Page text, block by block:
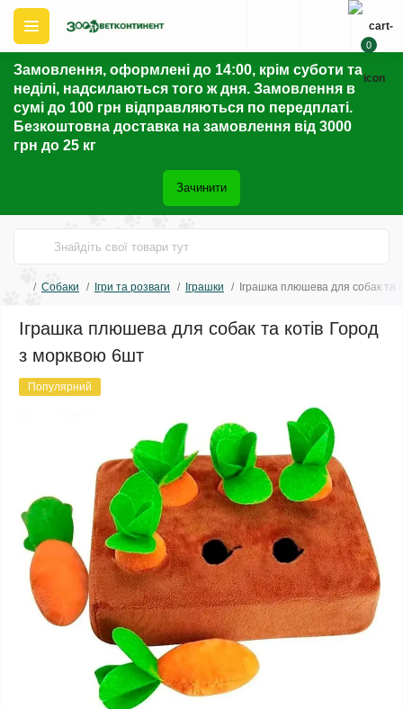
Замовлення, оформлені до 14:00, крім суботи та
неділі, надсилаються того ж дня. Замовлення в
сумі до 100 грн відправляються по передплаті.
Безкоштовна доставка на замовлення від 3000
грн до 25 кг
Зачинити
0
Собаки Ігри та розваги Іграшки Іграшка плюшева для собак та
Іграшка плюшева для собак та котів Город
з морквою 6шт
Популярний